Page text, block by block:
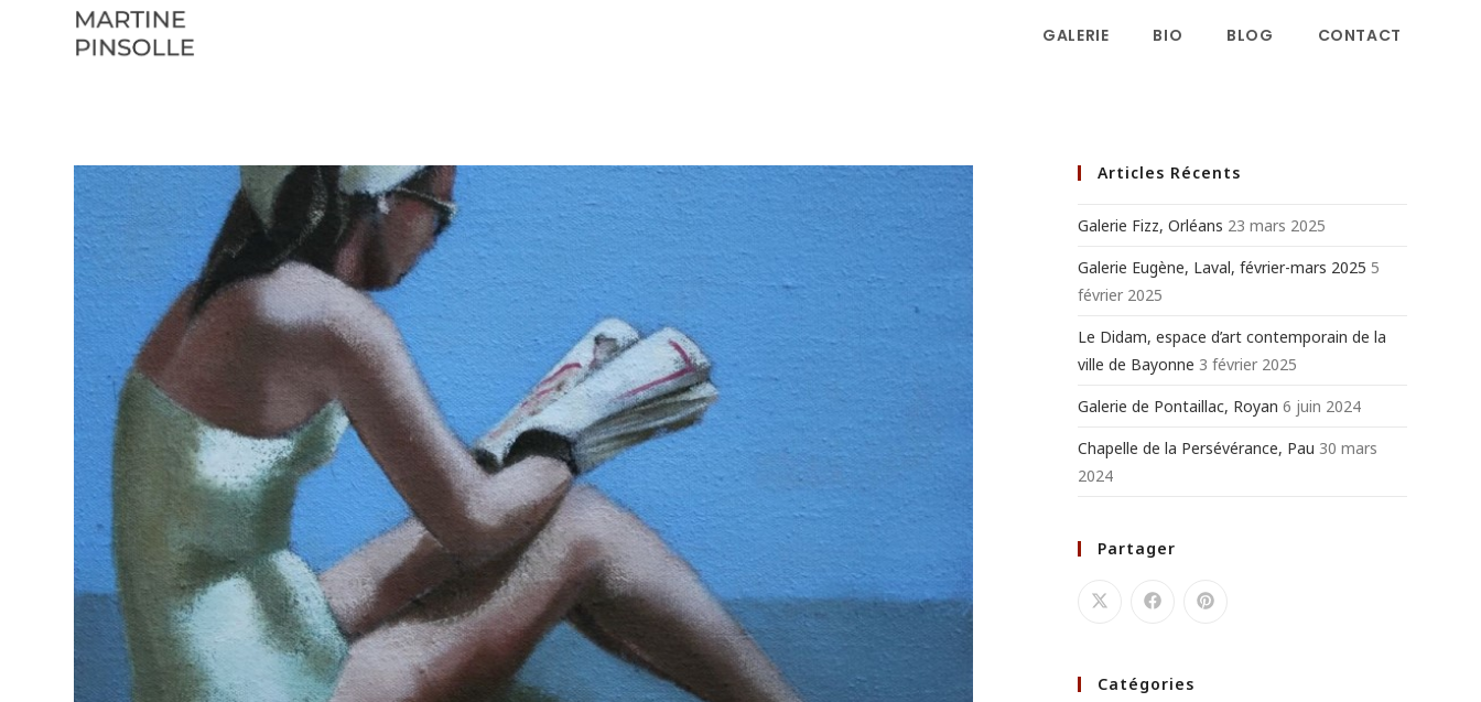
GALERIE BIO BLOG CONTACT
Articles Récents
Galerie Fizz, Orléans 23 mars 2025
Galerie Eugène, Laval, février-mars 2025 5
février 2025
Le Didam, espace d’art contemporain de la
ville de Bayonne 3 février 2025
Galerie de Pontaillac, Royan 6 juin 2024
Chapelle de la Persévérance, Pau 30 mars
2024
Partager
Catégories